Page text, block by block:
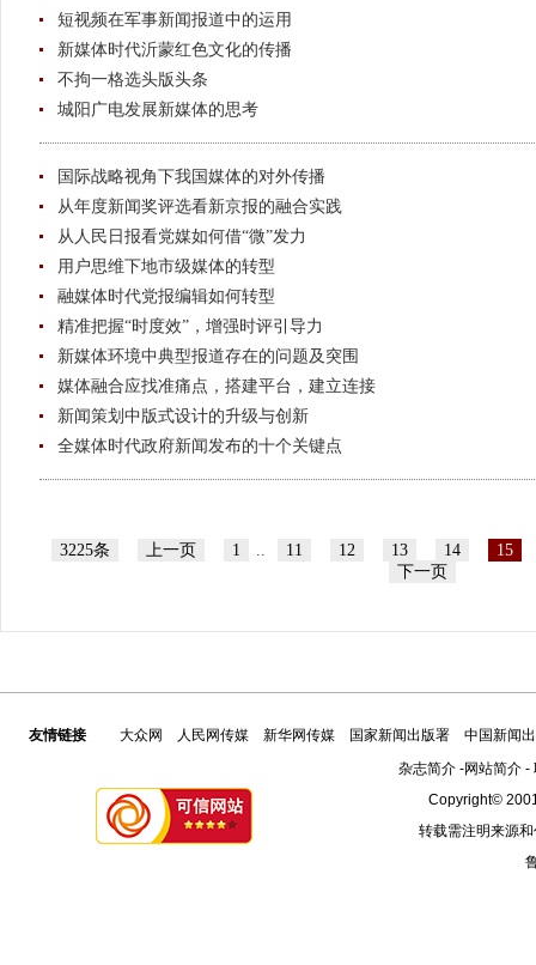
短视频在军事新闻报道中的运用
新媒体时代沂蒙红色文化的传播
不拘一格选头版头条
城阳广电发展新媒体的思考
国际战略视角下我国媒体的对外传播
从年度新闻奖评选看新京报的融合实践
从人民日报看党媒如何借“微”发力
用户思维下地市级媒体的转型
融媒体时代党报编辑如何转型
精准把握“时度效”，增强时评引导力
新媒体环境中典型报道存在的问题及突围
媒体融合应找准痛点，搭建平台，建立连接
新闻策划中版式设计的升级与创新
全媒体时代政府新闻发布的十个关键点
3225条 上一页 1 .. 11 12 13 14
15
下一页
友情链接 大众网 人民网传媒 新华网传媒 国家新闻出版署
中国新闻
杂志简介-网站简介-
Copyright©
转载需注明来源